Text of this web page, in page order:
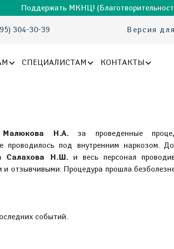
Поддержать МКНЦ!
304-30-39 Версия
СПЕЦИАЛИСТАМ КОНТАКТЫ
Малюкова Н.А. за проведенные
проводилось под внутренним наркозом.
Салахова Н.Ш.и весь персонал
отзывчивыми. Процедура прошла
событий.